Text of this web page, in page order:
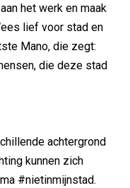
het werk en maak
lief voor stad en
Mano, die zegt:
die deze stad
achtergrond
kunnen zich
#nietinmijnstad.